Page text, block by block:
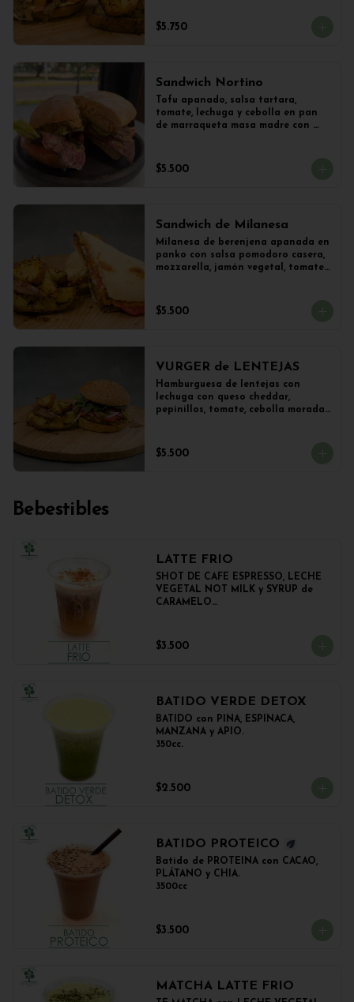
$5.750
Sandwich Nortino
Tofu apanado, salsa tartara,
tomate, lechuga y cebolla en pan
de marraqueta masa madre con
$5.500
Sandwich de Milanesa
Milanesa de berenjena apanada en
panko con salsa pomodoro casera,
mozzarella, jamón vegetal, tomate,
$5.500
VURGER de LENTEJAS
Hamburguesa de lentejas con
lechuga con queso cheddar,
pepinillos, tomate, cebolla morada
$5.500
Bebestibles
LATTE FRIO
SHOT DE CAFE ESPRESSO, LECHE
VEGETAL NOT MILK y SYRUP de
CARAMELO
$3.500
BATIDO VERDE DETOX
BATIDO con PIÑA, ESPINACA,
MANZANA y APIO.
350cc.
$2.500
BATIDO PROTEICO
Batido de PROTEINA con CACAO,
PLÁTANO y CHIA.
3500cc
$3.500
MATCHA LATTE FRIO